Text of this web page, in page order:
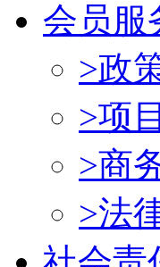
会员服
>政
>项
>商
>法